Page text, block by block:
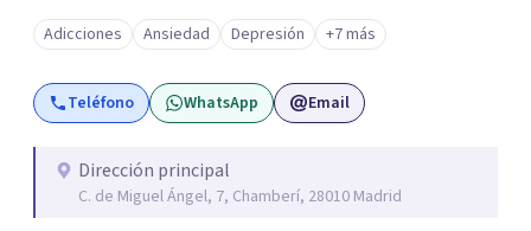
terapia te resultará de utilidad y te ayudará a conseguir
tus objetivos. Entre nuestras especialidades destaca la
terapia de pareja y sexual, así como el tratamiento de
problemas emocionales, obsesiones, ansiedad , estrés,
además con un servicio de hipnosis regresiva para el
trabajo de "Terapia del Alma".
Adicciones Ansiedad Depresión +7 más
Teléfono WhatsApp Email
Dirección principal
C. de Miguel Ángel, 7, Chamberí, 28010 Madrid